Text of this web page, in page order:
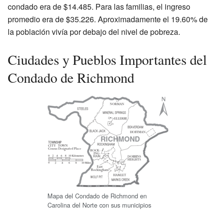
condado era de $14.485. Para las familias, el ingreso
promedio era de $35.226. Aproximadamente el 19.60% de
la población vivía por debajo del nivel de pobreza.
Ciudades y Pueblos Importantes del
Condado de Richmond
Mapa del Condado de Richmond en
Carolina del Norte con sus municipios